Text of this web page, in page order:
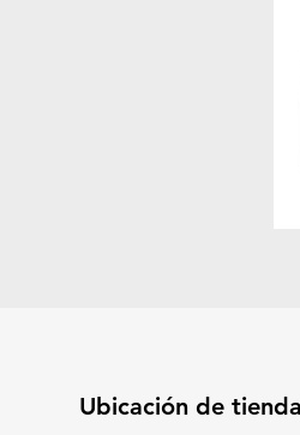
Ubicación de tienda